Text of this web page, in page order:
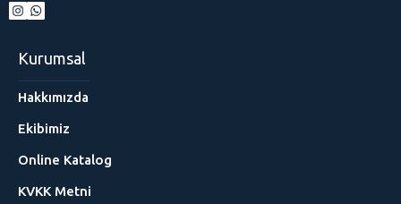
Kurumsal
Hakkımızda
Ekibimiz
Online Katalog
KVKK Metni